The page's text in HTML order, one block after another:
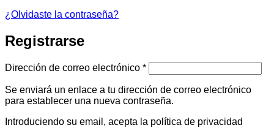
¿Olvidaste la contraseña?
Registrarse
Dirección de correo electrónico *Obligatorio
Se enviará un enlace a tu dirección de correo electrónico
para establecer una nueva contraseña.
Introduciendo su email, acepta la política de privacidad